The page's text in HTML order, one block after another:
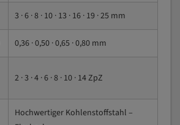
3 · 6 · 8 · 10 · 13 · 16 · 19 · 25 mm
0,36 · 0,50 · 0,65 · 0,80 mm
2 · 3 · 4 · 6 · 8 · 10 · 14 ZpZ
Hochwertiger Kohlenstoffstahl –